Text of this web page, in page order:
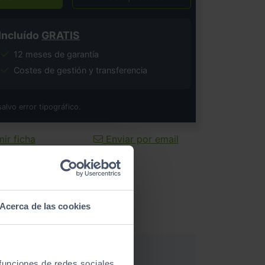
Acerca de las cookies
GRATIS
12 meses de garantía
Costes de gestión y transferencia
error tipográfico.
ficha Enviar por email